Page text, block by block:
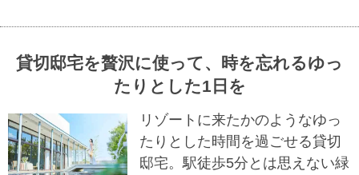
貸切邸宅を贅沢に使って、時を忘れるゆっ
たりとした1日を
リゾートに来たかのようなゆっ
たりとした時間を過ごせる貸切
邸宅。駅徒歩5分とは思えない緑